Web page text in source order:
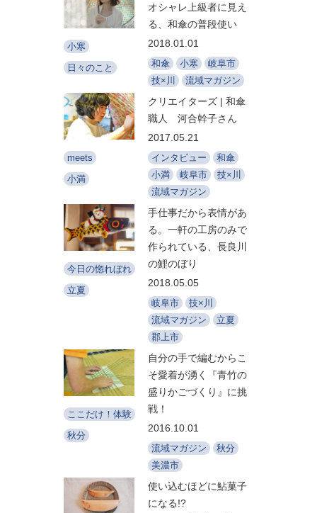
小寒
日々のこと
オシャレ上級者に見え
る、和傘の普段使い
2018.01.01
和傘 小寒
岐阜市
技×川
流域マガジン
meets
小満
クリエイターズ | 和傘
職人 河合幹子さん
2017.05.21
インタビュー
和傘
小満
岐阜市
技×川
流域マガジン
今日の惚れぼれ
立夏
手仕事だから表情があ
る。一軒の工房のみで
作られている、長良川
の鯉のぼり
2018.05.05
岐阜市
技×川
流域マガジン
立夏
郡上市
ここだけ！体験
秋分
自分の手で編むからこ
そ愛着が湧く『青竹の
盛りかごづくり』に挑
戦！
2016.10.01
流域マガジン
秋分
美濃市
使い込むほどに鮎菓子
になる!?